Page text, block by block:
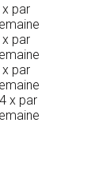
par
par
par
x par